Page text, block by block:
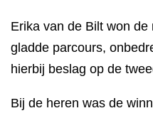
Erika van de Bilt won
gladde parcours,
hierbij beslag op de
Bij de heren was de